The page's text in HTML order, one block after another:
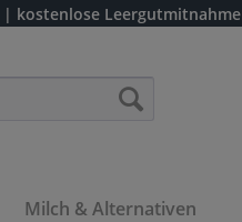
| kostenlose Leergutmitnahme
Milch & Alternativen